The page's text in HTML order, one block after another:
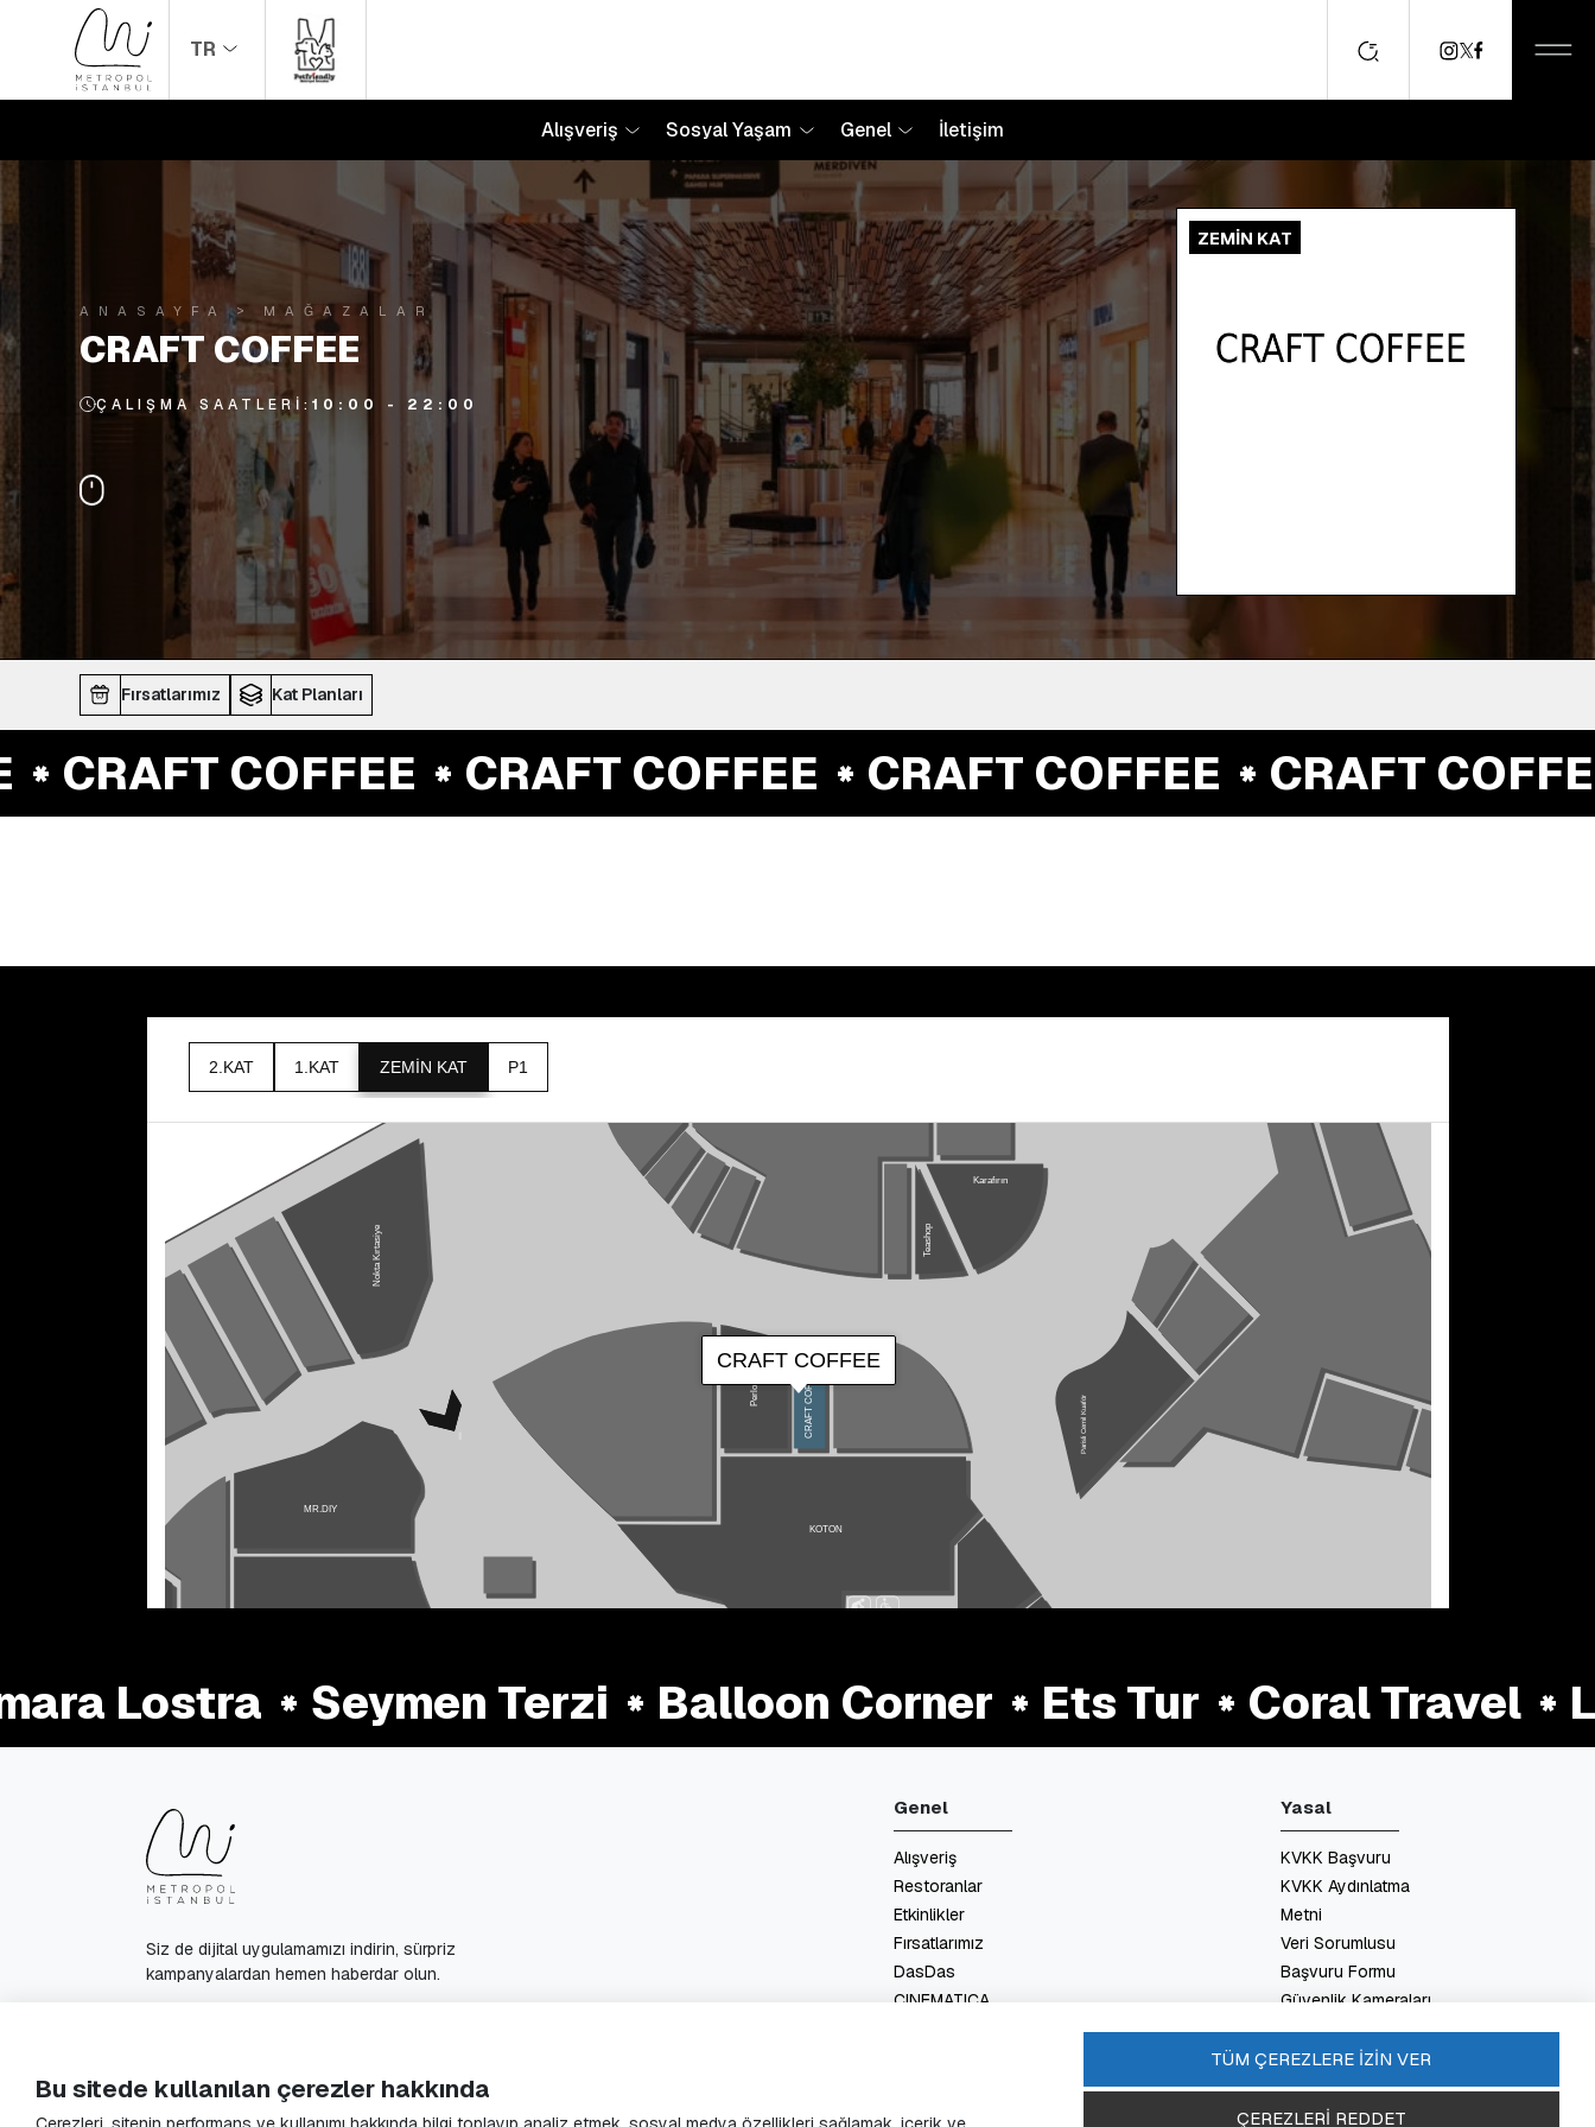
TR
Alışveriş Sosyal Yaşam Genel İletişim
ANASAYFA MAĞAZALAR
CRAFT COFFEE
ÇALIŞMA SAATLERI: 10:00 - 22:00
ZEMİN KAT
Fırsatlarımız Kat Planları
CRAFT COFFEE CRAFT COFFEE CRAFT COFFEE CRAFT COFFEE
Lostra Seymen Terzi Balloon Corner Ets Tur Coral Travel
Siz de dijital uygulamamızı indirin, sürpriz
kampanyalardan hemen haberdar olun.
Genel
Alışveriş
Restoranlar
Etkinlikler
Fırsatlarımız
DasDas
CINEMATICA
Yasal
KVKK Başvuru
KVKK Aydınlatma
Metni
Veri Sorumlusu
Başvuru Formu
Güvenlik Kameraları
Aydınlatma Metni
Enerji Politikası
SSS
Bu sitede kullanılan çerezler hakkında
TÜM ÇEREZLERE İZİN VER
ÇEREZLERİ REDDET